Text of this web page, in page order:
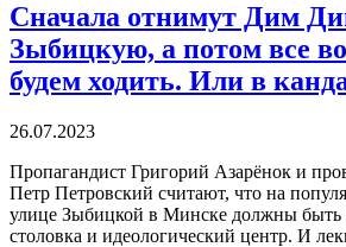
Сначала отнимут Дим
Зыбицкую, а потом все
будем ходить. Или в
26.07.2023
Пропагандист Григорий Азарёнок и
Петр Петровский считают, что на
улице Зыбицкой в Минске должны быть
столовка и идеологический центр. И